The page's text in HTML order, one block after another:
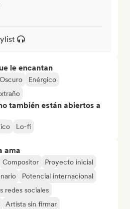
le encantan
Oscuro
Enérgico
también están abiertos a
Lo-fi
ama
Compositor
Proyecto inicial
Potencial internacional
redes sociales
Artista sin firmar